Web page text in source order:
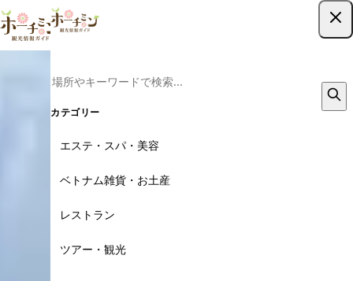
カテゴリー
エステ・スパ・美容
ベトナム雑貨・お土産
レストラン
ツアー・観光